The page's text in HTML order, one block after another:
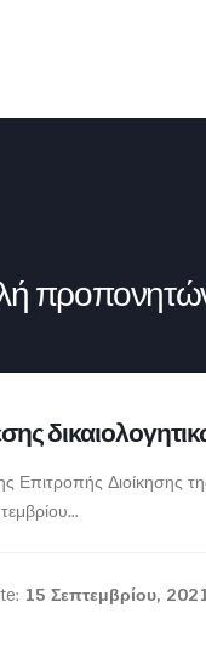
Διοίκησης
15 Σεπτεμβρίου,